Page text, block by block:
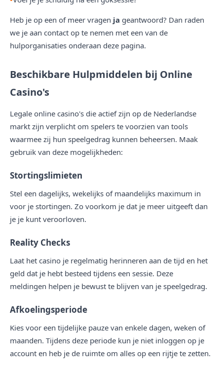
Heb je op een of meer vragen ja geantwoord? Dan raden
we je aan contact op te nemen met een van de
hulporganisaties onderaan deze pagina.
Beschikbare Hulpmiddelen bij Online
Casino's
Legale online casino's die actief zijn op de Nederlandse
markt zijn verplicht om spelers te voorzien van tools
waarmee zij hun speelgedrag kunnen beheersen. Maak
gebruik van deze mogelijkheden:
Stortingslimieten
Stel een dagelijks, wekelijks of maandelijks maximum in
voor je stortingen. Zo voorkom je dat je meer uitgeeft dan
je je kunt veroorloven.
Reality Checks
Laat het casino je regelmatig herinneren aan de tijd en het
geld dat je hebt besteed tijdens een sessie. Deze
meldingen helpen je bewust te blijven van je speelgedrag.
Afkoelingsperiode
Kies voor een tijdelijke pauze van enkele dagen, weken of
maanden. Tijdens deze periode kun je niet inloggen op je
account en heb je de ruimte om alles op een rijtje te zetten.